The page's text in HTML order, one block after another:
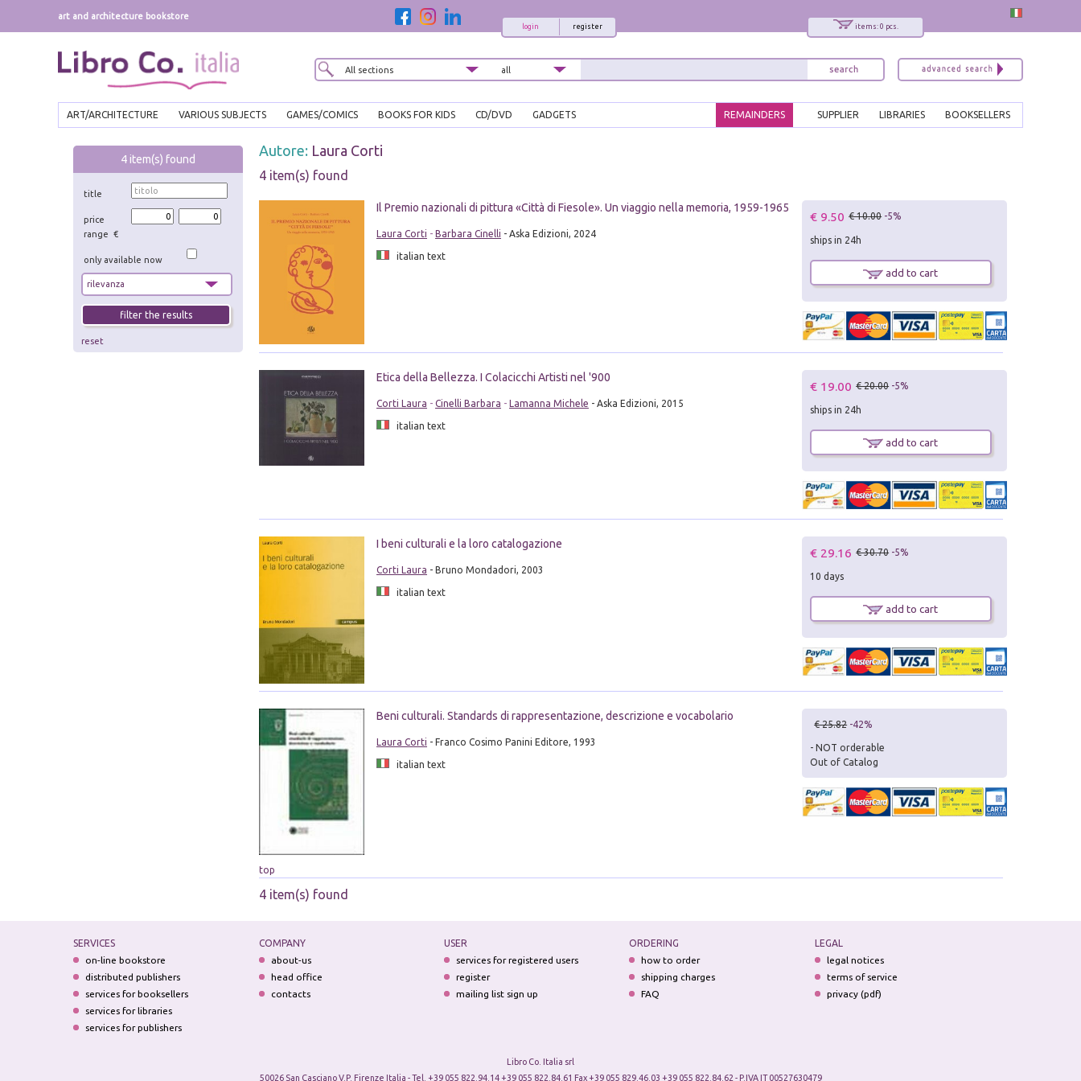
art and architecture bookstore
items: 0 pcs.
register
login
ART/ARCHITECTURE VARIOUS SUBJECTS GAMES/COMICS BOOKS FOR KIDS CD/DVD GADGETS BOOKSELLERS
LIBRARIES
SUPPLIER
REMAINDERS
4item(s) found
title
price
range €
only available now
reset
Autore: Laura Corti
4 item(s) found
Il Premio nazionali di pittura «Città di Fiesole». Un viaggio nella memoria, 1959-1965
Laura Corti - Barbara Cinelli - Aska Edizioni, 2024
italian text
€ 9.50 € 10.00 -5%
ships in 24h
add to cart
Etica della Bellezza. I Colacicchi Artisti nel '900
Corti Laura - Cinelli Barbara - Lamanna Michele - Aska Edizioni, 2015
italian text
€ 19.00 € 20.00 -5%
ships in 24h
add to cart
I beni culturali e la loro catalogazione
Corti Laura - Bruno Mondadori, 2003
italian text
€ 29.16 € 30.70 -5%
10 days
add to cart
Beni culturali. Standards di rappresentazione, descrizione e vocabolario
Laura Corti - Franco Cosimo Panini Editore, 1993
italian text
€ 25.82 -42%
- NOT orderable
Out of Catalog
top
4 item(s) found
SERVICES
on-line bookstore
distributed publishers
services for booksellers
services for libraries
services for publishers
COMPANY
about-us
head office
contacts
USER
services for registered users
register
mailing list sign up
ORDERING
how to order
shipping charges
FAQ
LEGAL
legal notices
terms of service
privacy (pdf)
Libro Co. Italia srl
50026 San Casciano V.P. Firenze Italia - Tel. +39 055 822.94.14 +39 055 822.84.61 Fax +39 055 829.46.03 +39 055 822.84.62 - P.IVA IT 00527630479